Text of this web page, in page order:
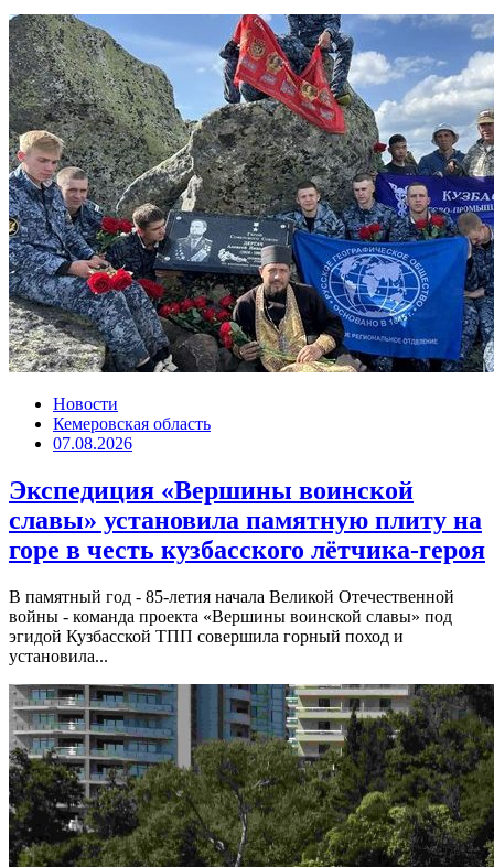
Новости
Кемеровская область
07.08.2026
Экспедиция «Вершины воинской
славы» установила памятную плиту на
горе в честь кузбасского лётчика-героя
В памятный год - 85-летия начала Великой Отечественной
войны - команда проекта «Вершины воинской славы» под
эгидой Кузбасской ТПП совершила горный поход и
установила...